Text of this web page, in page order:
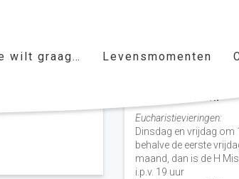
wilt graag… Levensmomenten
Vieringen door de
H. Nicolaas Baarn
Eucharistievieringen:
Dinsdag en vrijdag om
behalve de eerste
maand, dan is de H
i.p.v. 19 uur